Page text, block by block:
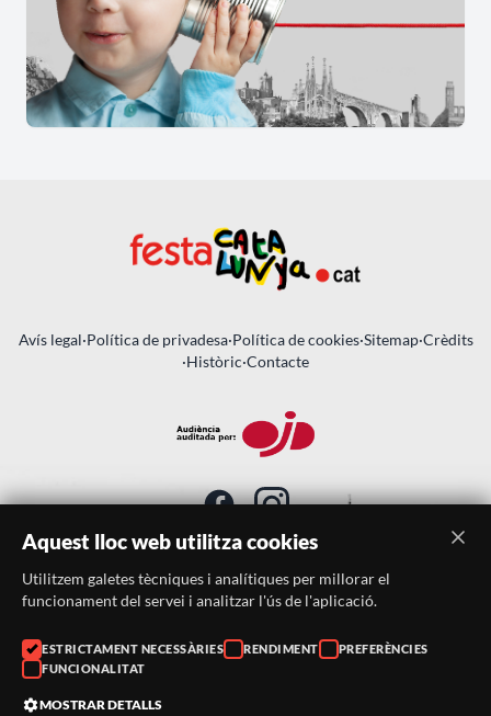
Avís legal·Política de privadesa·Política de cookies·Sitemap·Crèdits
·Històric·Contacte
SUBSCRIU-TE AL BUTLLETÍ
Telèfon:
938046359
Correu:
Aquest lloc web utilitza cookies
Utilitzem galetes tècniques i analítiques per millorar el
funcionament del servei i analitzar l'ús de l'aplicació.
ESTRICTAMENT NECESSÀRIES RENDIMENT
PREFERÈNCIES
FUNCIONALITAT
MOSTRAR DETALLS